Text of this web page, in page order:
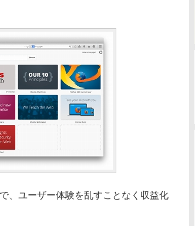
、ユーザー体験を乱すことなく収益化